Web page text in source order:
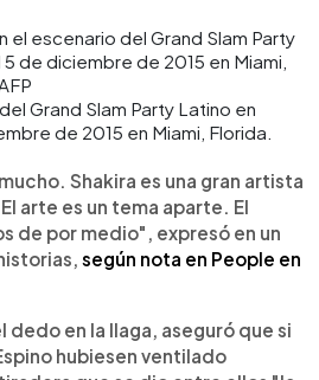
Grand Slam Party Latino en
de 2015 en Miami, Florida.
Shakira es una gran artista
arte es un tema aparte. El
de por medio", expresó en un
según nota en People en
dedo en la llaga, aseguró que si
hubiesen ventilado